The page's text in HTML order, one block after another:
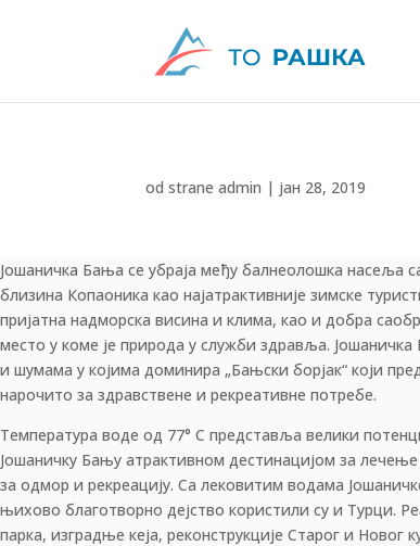
od straneadmin | јан 28, 2019
„SANUS PER AQUAM“ – „ЗДРАВЉЕ ИЗ ВОДЕ“
Јошаничка Бања се убраја међу балнеолошка насеља
близина Копаоника као најатрактивније зимске
пријатна надморска висина и клима, као и добра
место у коме је природа у служби здравља.
и шумама у којима доминира „Бањски борјак“ који
нарочито за здравствене и рекреативне потребе.
Температура воде од 77° C представља велики
Јошаничку Бању атрактивном дестинацијом за
за одмор и рекреацију. Са лековитим водама
њихово благотворно дејство користили су и Турци.
парка, изградње кеја, реконструкције Старог и Новог